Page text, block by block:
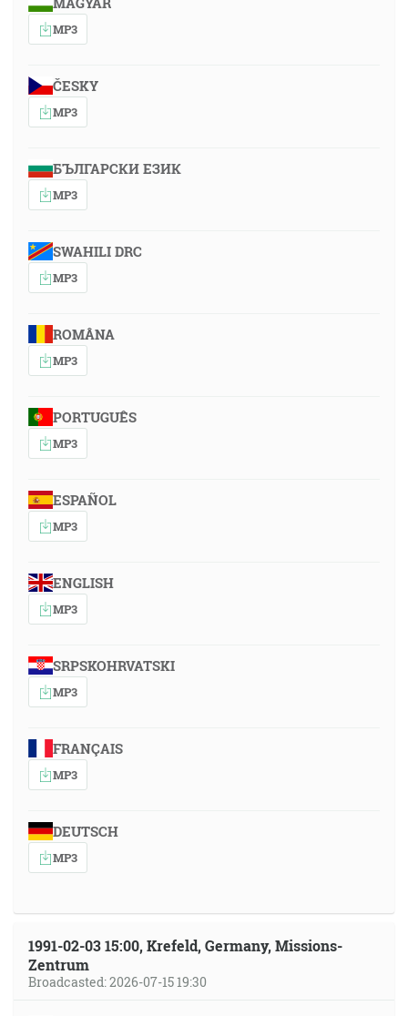
MP3
ČESKY
MP3
БЪЛГАРСКИ ЕЗИК
MP3
SWAHILI DRC
MP3
ROMÂNA
MP3
PORTUGUÊS
MP3
ESPAÑOL
MP3
ENGLISH
MP3
SRPSKOHRVATSKI
MP3
FRANÇAIS
MP3
DEUTSCH
MP3
1991-02-03 15:00, Krefeld, Germany, Missions-
Zentrum
Broadcasted: 2026-07-15 19:30